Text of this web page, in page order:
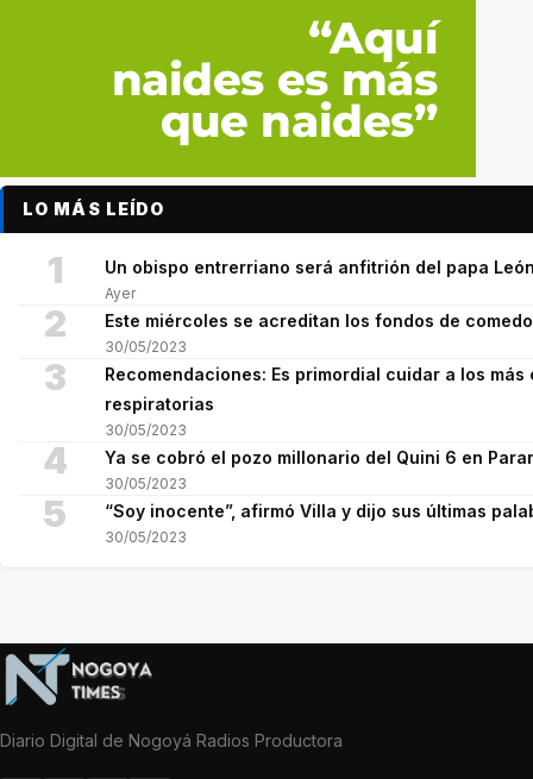
LO MÁS LEÍDO
1 Un obispo entrerriano será anfitrión del papa
Ayer
2 Este miércoles se acreditan los fondos de
30/05/2023
3
Recomendaciones: Es primordial cuidar a los
respiratorias
30/05/2023
4 Ya se cobró el pozo millonario del Quini 6 en
30/05/2023
5 “Soy inocente”, afirmó Villa y dijo sus últimas
30/05/2023
Diario Digital de Nogoyá Radios Productora